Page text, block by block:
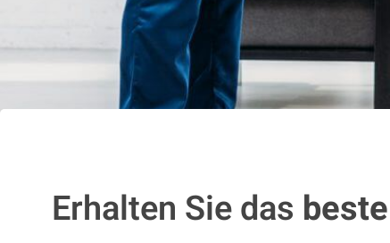
Erhalten Sie das